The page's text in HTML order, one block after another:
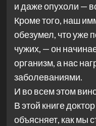
и даже опухоли —
Кроме того, наш
обезумел, что уже
чужих, — он
организм, а нас
заболеваниями.
И во всем этом
В этой книге
объясняет, как мы